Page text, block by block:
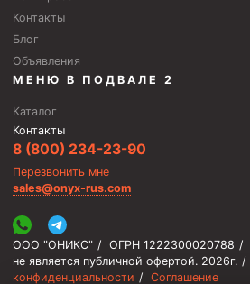
Контакты
Блог
Объявления
МЕНЮ В ПОДВАЛЕ 2
Каталог
Контакты
8 (800) 234-23-90
Перезвонить мне
sales@onyx-rus.com
ООО "ОНИКС" / ОГРН 1222300020788 /
не является публичной офертой. 2026г. /
конфиденциальности / Соглашение